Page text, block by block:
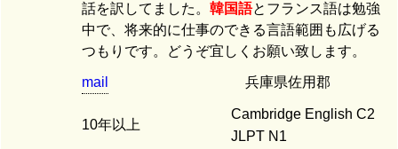
話を訳してました。 韓国語とフランス語は勉強
中で、将来的に仕事のできる言語範囲も広げる
つもりです。どうぞ宜しくお願い致します。
mail 兵庫県佐用郡
10年以上
Cambridge English C2
JLPT N1